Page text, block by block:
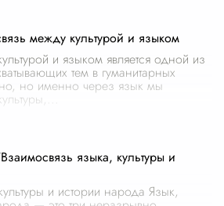
между культурой и языком
и языком является одной из
тем в гуманитарных
но именно через язык мы
языка, культуры и
и истории народа Язык,